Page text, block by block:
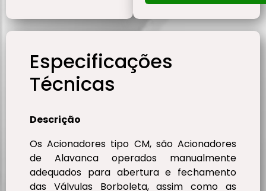
Especificações
Técnicas
Descrição
Os Acionadores tipo CM, são Acionadores
de Alavanca operados manualmente
adequados para abertura e fechamento
das Válvulas Borboleta, assim como as